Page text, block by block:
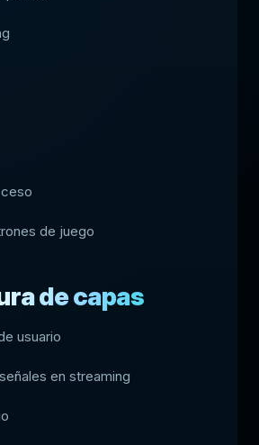
de juego
de capas
usuario
en streaming